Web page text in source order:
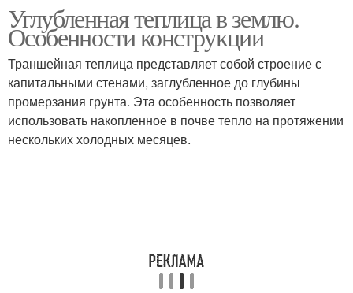
Траншейная теплица Теплица в земле
Подземные теплицы Теплицы в сибири
Углубленная теплица в землю.
Особенности конструкции
Траншейная теплица представляет собой строение с
капитальными стенами, заглубленное до глубины
промерзания грунта. Эта особенность позволяет
использовать накопленное в почве тепло на протяжении
нескольких холодных месяцев.